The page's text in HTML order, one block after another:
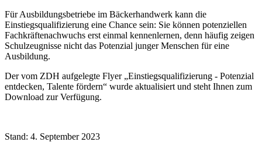
Für Ausbildungsbetriebe im Bäckerhandwerk kann die
Einstiegsqualifizierung eine Chance sein: Sie können potenziellen
Fachkräftenachwuchs erst einmal kennenlernen, denn häufig zeigen
Schulzeugnisse nicht das Potenzial junger Menschen für eine
Ausbildung.
Der vom ZDH aufgelegte Flyer „Einstiegsqualifizierung - Potenzial
entdecken, Talente fördern“ wurde aktualisiert und steht Ihnen zum
Download zur Verfügung.
Stand: 4. September 2023